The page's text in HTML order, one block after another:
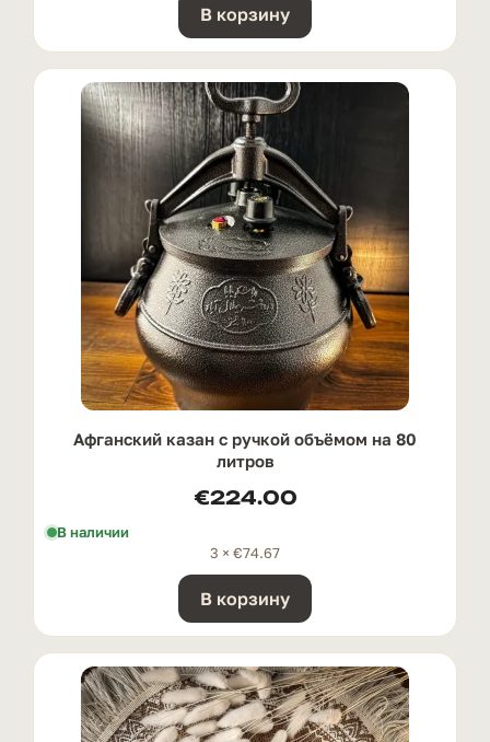
В корзину
Афганский казан с ручкой oбъёмом на 80
литров
€224.00
В наличии
3 × €74.67
В корзину